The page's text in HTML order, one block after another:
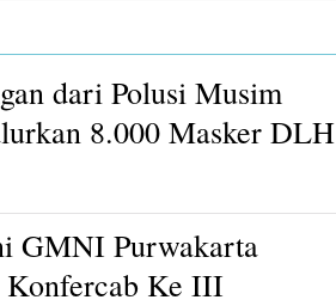
dari Polusi Musim
8.000 Masker DLH
GMNI Purwakarta
Konfercab Ke III